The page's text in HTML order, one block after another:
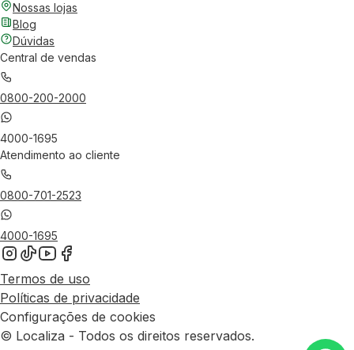
Nossas lojas
Blog
Dúvidas
Central de vendas
0800-200-2000
4000-1695
Atendimento ao cliente
0800-701-2523
4000-1695
Termos de uso
Políticas de privacidade
Configurações de cookies
© Localiza - Todos os direitos reservados.